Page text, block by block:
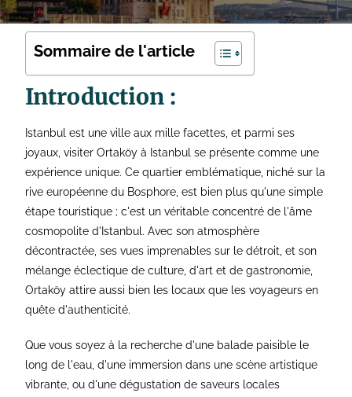
Sommaire de l'article
Introduction :
Istanbul est une ville aux mille facettes, et parmi ses
joyaux, visiter Ortaköy à Istanbul se présente comme une
expérience unique. Ce quartier emblématique, niché sur la
rive européenne du Bosphore, est bien plus qu'une simple
étape touristique ; c'est un véritable concentré de l'âme
cosmopolite d'Istanbul. Avec son atmosphère
décontractée, ses vues imprenables sur le détroit, et son
mélange éclectique de culture, d'art et de gastronomie,
Ortaköy attire aussi bien les locaux que les voyageurs en
quête d'authenticité.
Que vous soyez à la recherche d'une balade paisible le
long de l'eau, d'une immersion dans une scène artistique
vibrante, ou d'une dégustation de saveurs locales